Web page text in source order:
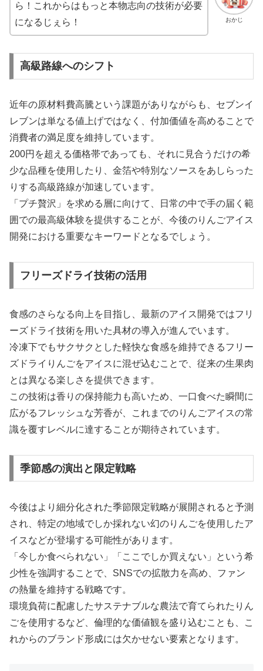
おかじ
ら！これからはもっと本物志向の技術が必要
になるじぇら！
高級路線へのシフト
近年の原材料費高騰という課題がありながらも、セブンイ
レブンは単なる値上げではなく、付加価値を高めることで
消費者の満足度を維持しています。
200円を超える価格帯であっても、それに見合うだけの希
少な品種を使用したり、金箔や特別なソースをあしらった
りする高級路線が加速しています。
「プチ贅沢」を求める層に向けて、日常の中で手の届く範
囲での最高級体験を提供することが、今後のりんごアイス
開発における重要なキーワードとなるでしょう。
フリーズドライ技術の活用
食感のさらなる向上を目指し、最新のアイス開発ではフリ
ーズドライ技術を用いた具材の導入が進んでいます。
冷凍下でもサクサクとした軽快な食感を維持できるフリー
ズドライりんごをアイスに混ぜ込むことで、従来の生果肉
とは異なる楽しさを提供できます。
この技術は香りの保持能力も高いため、一口食べた瞬間に
広がるフレッシュな芳香が、これまでのりんごアイスの常
識を覆すレベルに達することが期待されています。
季節感の演出と限定戦略
今後はより細分化された季節限定戦略が展開されると予測
され、特定の地域でしか採れない幻のりんごを使用したア
イスなどが登場する可能性があります。
「今しか食べられない」「ここでしか買えない」という希
少性を強調することで、SNSでの拡散力を高め、ファン
の熱量を維持する戦略です。
環境負荷に配慮したサステナブルな農法で育てられたりん
ごを使用するなど、倫理的な価値観を盛り込むことも、こ
れからのブランド形成には欠かせない要素となります。